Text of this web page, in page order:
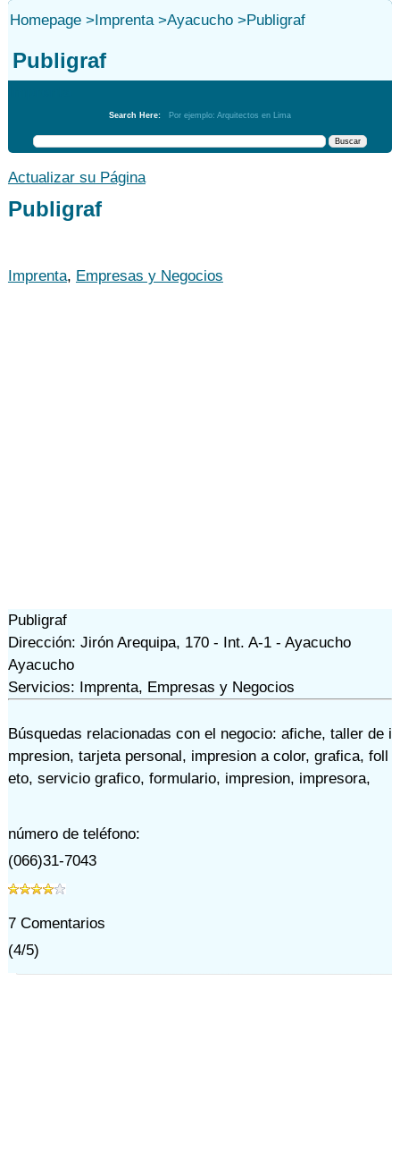
Homepage>Imprenta>Ayacucho>Publigraf
Publigraf
Search Here: Por ejemplo: Arquitectos en Lima
Actualizar su Página
Publigraf
Imprenta, Empresas y Negocios
Publigraf
Dirección: Jirón Arequipa, 170 - Int. A-1 - Ayacucho
Ayacucho
Servicios: Imprenta, Empresas y Negocios
Búsquedas relacionadas con el negocio: afiche, taller de i
mpresion, tarjeta personal, impresion a color, grafica, foll
eto, servicio grafico, formulario, impresion, impresora,
número de teléfono:
(066)31-7043
7Comentarios
(4/5)